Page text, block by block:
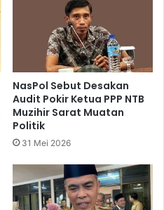
NasPol Sebut Desakan
Audit Pokir Ketua PPP NTB
Muzihir Sarat Muatan
Politik
31 Mei 2026